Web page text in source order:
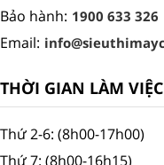
Bảo hành: 1900 633 326
Email:
THỜI GIAN LÀM VIỆC
Thứ 2-6: (8h00-17h00)
Thứ 7: (8h00-16h15)